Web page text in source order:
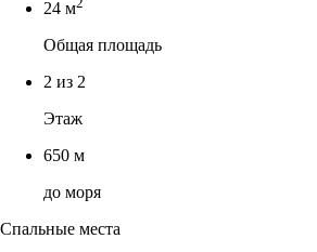
24 м
Общая площадь
2 из 2
Этаж
650 м
до моря
Спальные места